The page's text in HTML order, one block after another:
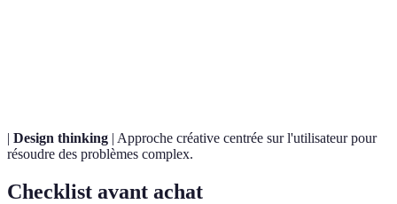
| Design thinking | Approche créative centrée sur l'utilisateur pour
résoudre des problèmes complex.
Checklist avant achat